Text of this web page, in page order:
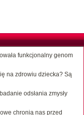
funkcjonalny genom
na zdrowiu dziecka? Są
odsłania zmysły
chronią nas przed